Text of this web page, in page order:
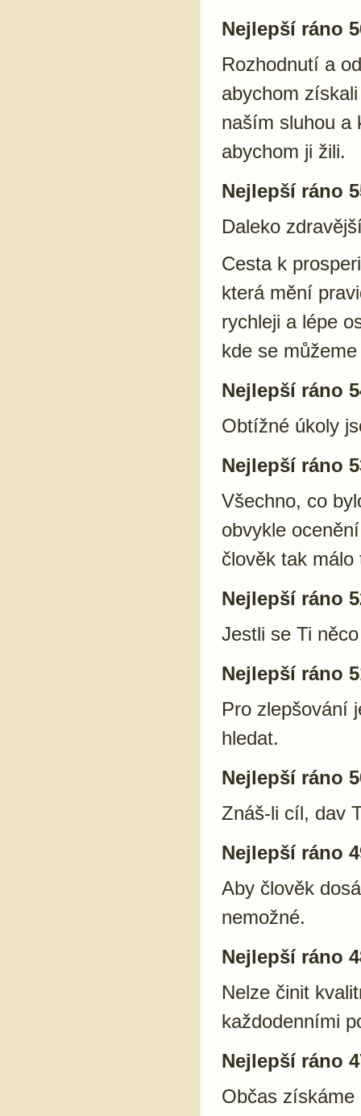
Nejlepší ráno
Rozhodnutí a
abychom
naším sluhou a
abychom ji žili.
Nejlepší ráno
Daleko
Cesta k
která mění
rychleji a lépe
kde se
Nejlepší ráno
Obtížné úkoly
Nejlepší ráno
Všechno, co
obvykle
člověk tak
Nejlepší ráno
Jestli se Ti
Nejlepší ráno
Pro zlepšování
hledat.
Nejlepší ráno
Znáš-li cíl, dav
Nejlepší ráno
Aby člověk
nemožné.
Nejlepší ráno
Nelze činit
každodenními
Nejlepší ráno
Občas